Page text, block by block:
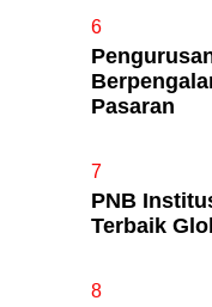
6
Pasaran
7
PNB
Terbaik
8